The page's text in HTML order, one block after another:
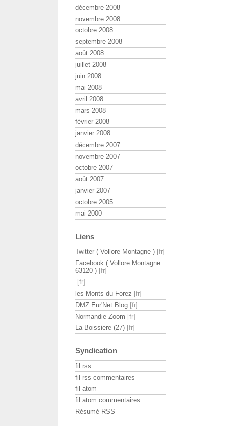
décembre 2008
novembre 2008
octobre 2008
septembre 2008
août 2008
juillet 2008
juin 2008
mai 2008
avril 2008
mars 2008
février 2008
janvier 2008
décembre 2007
novembre 2007
octobre 2007
août 2007
janvier 2007
octobre 2005
mai 2000
Liens
Twitter ( Vollore Montagne )
Facebook ( Vollore Montagne
63120 )
les Monts du Forez
DMZ Eur'Net Blog
Normandie Zoom
La Boissiere (27)
Syndication
fil rss
fil rss commentaires
fil atom
fil atom commentaires
Résumé RSS